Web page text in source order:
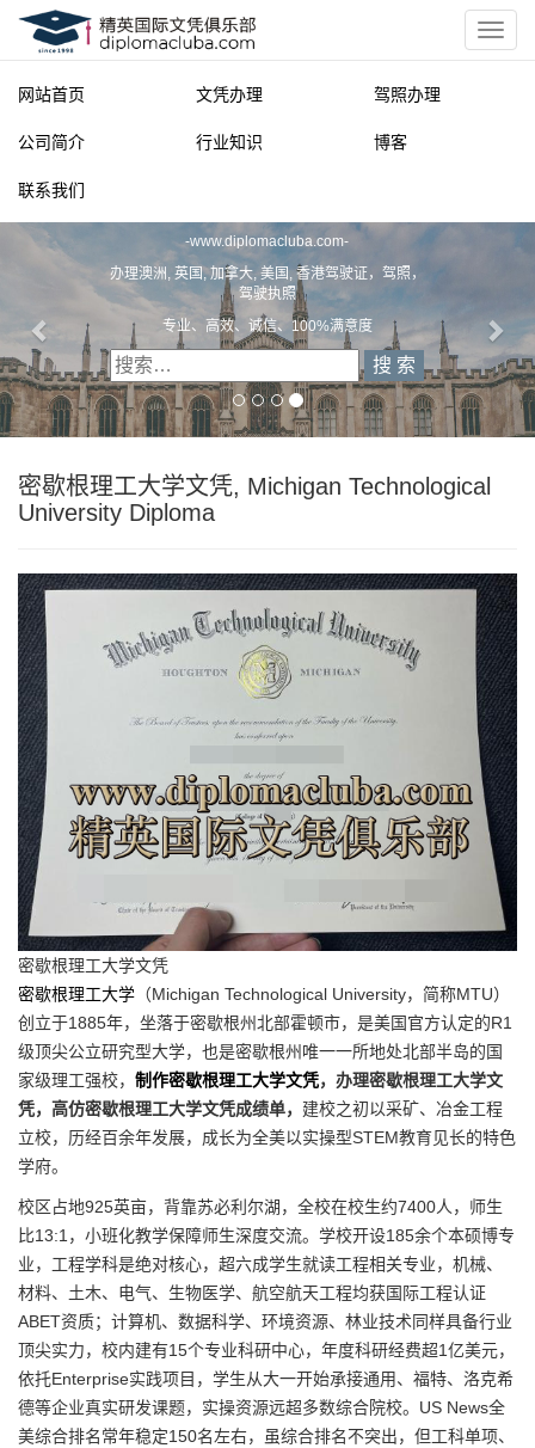
网站首页 文凭办理 驾照办理
公司简介 行业知识 博客
联系我们
-www.diplomacluba.com-
办理澳洲, 英国, 加拿大, 美国, 香港驾驶证，驾照，
驾驶执照
专业、高效、诚信、100%满意度
密歇根理工大学文凭, Michigan Technological
University Diploma
密歇根理工大学文凭
密歇根理工大学 （Michigan Technological University，简称MTU）
创立于1885年，坐落于密歇根州北部霍顿市，是美国官方认定的R1
级顶尖公立研究型大学，也是密歇根州唯一一所地处北部半岛的国
家级理工强校， 制作密歇根理工大学文凭，办理密歇根理工大学文
凭，高仿密歇根理工大学文凭成绩单， 建校之初以采矿、冶金工程
立校，历经百余年发展，成长为全美以实操型STEM教育见长的特色
学府。
校区占地925英亩，背靠苏必利尔湖，全校在校生约7400人，师生
比13:1，小班化教学保障师生深度交流。学校开设185余个本硕博专
业，工程学科是绝对核心，超六成学生就读工程相关专业，机械、
材料、土木、电气、生物医学、航空航天工程均获国际工程认证
ABET资质；计算机、数据科学、环境资源、林业技术同样具备行业
顶尖实力，校内建有15个专业科研中心，年度科研经费超1亿美元，
依托Enterprise实践项目，学生从大一开始承接通用、福特、洛克希
德等企业真实研发课题，实操资源远超多数综合院校。US News全
美综合排名常年稳定150名左右，虽综合排名不突出，但工科单项、